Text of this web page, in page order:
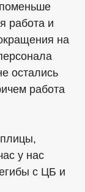
работа и
на
остались
работа
у нас
с ЦБ и